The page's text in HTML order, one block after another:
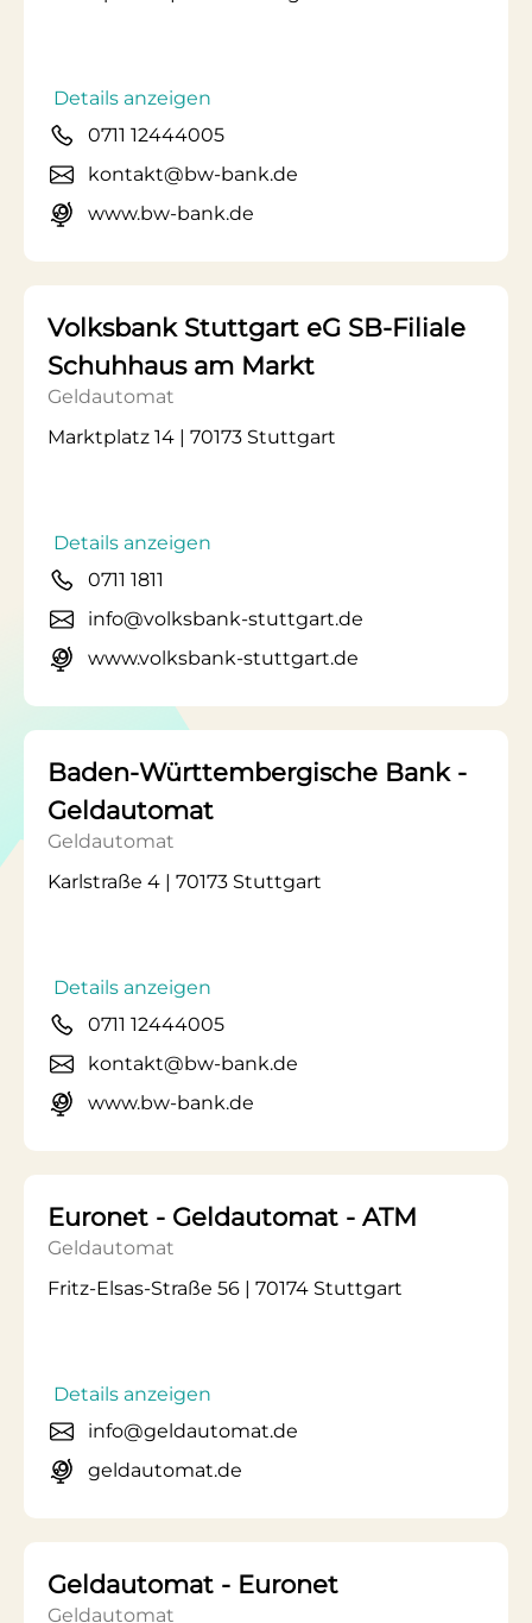
Details anzeigen
0711 12444005
kontakt@bw-bank.de
www.bw-bank.de
Volksbank Stuttgart eG SB-Filiale
Schuhhaus am Markt
Geldautomat
Marktplatz 14 | 70173 Stuttgart
Details anzeigen
0711 1811
info@volksbank-stuttgart.de
www.volksbank-stuttgart.de
Baden-Württembergische Bank -
Geldautomat
Geldautomat
Karlstraße 4 | 70173 Stuttgart
Details anzeigen
0711 12444005
kontakt@bw-bank.de
www.bw-bank.de
Euronet - Geldautomat - ATM
Geldautomat
Fritz-Elsas-Straße 56 | 70174 Stuttgart
Details anzeigen
info@geldautomat.de
geldautomat.de
Geldautomat - Euronet
Geldautomat